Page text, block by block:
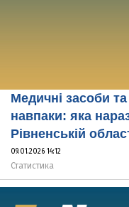
Медичні засоби
навпаки: яка
Рівненській
09.01.2026 14:12
Статистика